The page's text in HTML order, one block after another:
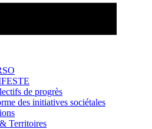
de progrès
des initiatives sociétales
Territoires